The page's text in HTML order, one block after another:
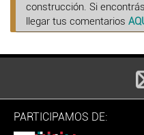
construcción. Si
llegar tus comentarios
PARTICIPAMOS DE: